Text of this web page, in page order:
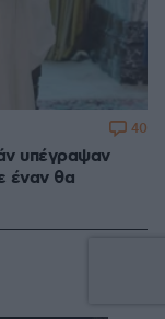
υπέγραψαν
έναν θα
40